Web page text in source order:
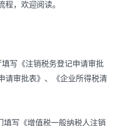
程，欢迎阅读。
写《注销税务登记申请审批
请审批表》、《企业所得税清
写《增值税一般纳税人注销